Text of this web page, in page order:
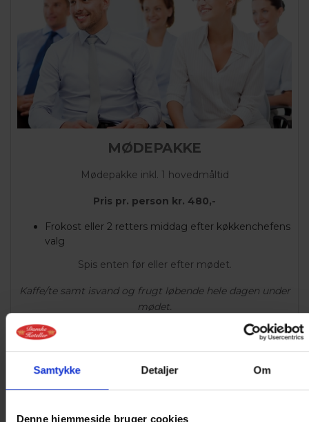
Samtykke Detaljer Om
Denne hjemmeside bruger cookies
MØDEPAKKE
Mødepakke inkl. 1 hovedmåltid
Pris pr. person kr. 480,-
Frokost eller 2 retters middag efter køkkenchefens
valg
Spis enten før eller efter mødet.
Kaffe/te samt isvand og frugt løbende hele dagen under
mødet.
Dessert kr. 95,-